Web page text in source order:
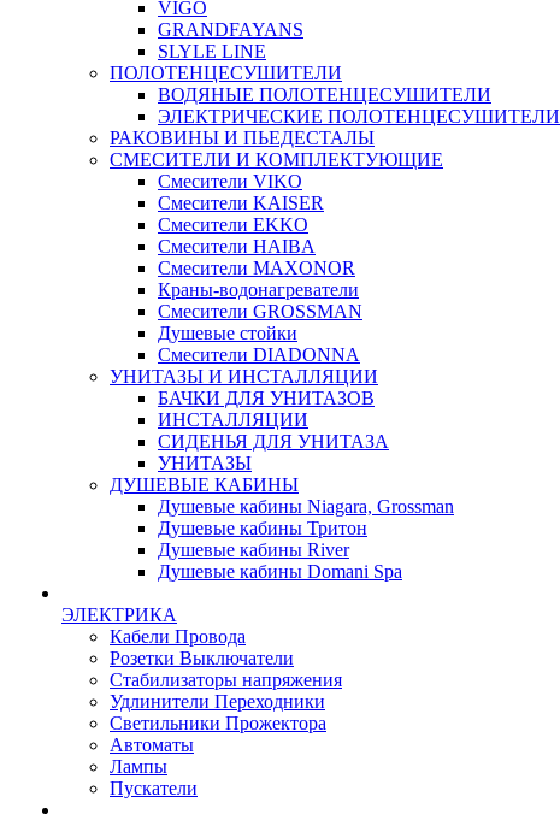
VIGO
GRANDFAYANS
SLYLE LINE
ПОЛОТЕНЦЕСУШИТЕЛИ
ВОДЯНЫЕ ПОЛОТЕНЦЕСУШИТЕЛИ
ЭЛЕКТРИЧЕСКИЕ ПОЛОТЕНЦЕСУШИТЕЛИ
РАКОВИНЫ И ПЬЕДЕСТАЛЫ
СМЕСИТЕЛИ И КОМПЛЕКТУЮЩИЕ
Смесители VIKO
Смесители KAISER
Смесители EKKO
Смесители HAIBA
Смесители MAXONOR
Краны-водонагреватели
Смесители GROSSMAN
Душевые стойки
Смесители DIADONNA
УНИТАЗЫ И ИНСТАЛЛЯЦИИ
БАЧКИ ДЛЯ УНИТАЗОВ
ИНСТАЛЛЯЦИИ
СИДЕНЬЯ ДЛЯ УНИТАЗА
УНИТАЗЫ
ДУШЕВЫЕ КАБИНЫ
Душевые кабины Niagara, Grossman
Душевые кабины Тритон
Душевые кабины River
Душевые кабины Domani Spa
ЭЛЕКТРИКА
Кабели Провода
Розетки Выключатели
Стабилизаторы напряжения
Удлинители Переходники
Светильники Прожектора
Автоматы
Лампы
Пускатели